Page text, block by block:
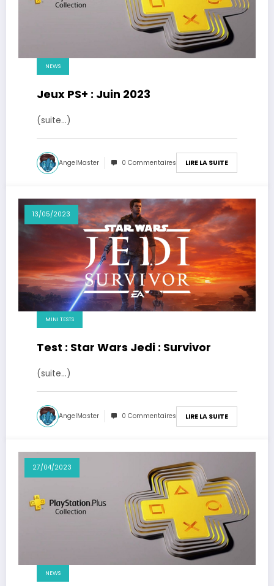
NEWS
Jeux PS+ : Juin 2023
(suite…)
AngelMaster 0 Commentaires LIRE LA SUITE
13/05/2023
MINI TESTS
Test : Star Wars Jedi : Survivor
(suite…)
AngelMaster 0 Commentaires LIRE LA SUITE
27/04/2023
NEWS